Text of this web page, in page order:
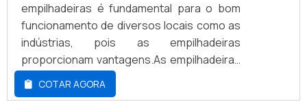
empilhadeiras é fundamental para o bom
funcionamento de diversos locais como as
indústrias, pois as empilhadeiras
proporcionam vantagens.As empilhadeiras
são capazes de agarrar, levantar, mover e
girar cargas muito pesadas. Um dos
COTAR AGORA